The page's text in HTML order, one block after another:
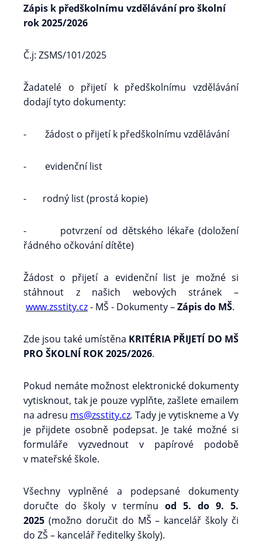
Zápis k předškolnímu vzdělávání pro školní
rok 2025/2026
Č.j: ZSMS/101/2025
Žadatelé o přijetí k předškolnímu vzdělávání
dodají tyto dokumenty:
- žádost o přijetí k předškolnímu vzdělávání
- evidenční list
- rodný list (prostá kopie)
- potvrzení od dětského lékaře (doložení
řádného očkování dítěte)
Žádost o přijetí a evidenční list je možné si
stáhnout z našich webových stránek –
www.zsstity.cz- MŠ - Dokumenty –Zápis do MŠ.
Zde jsou také umístěna KRITÉRIA PŘIJETÍ DO MŠ
PRO ŠKOLNÍ ROK 2025/2026.
Pokud nemáte možnost elektronické dokumenty
vytisknout, tak je pouze vyplňte, zašlete emailem
na adresu ms@zsstity.cz. Tady je vytiskneme a Vy
je přijdete osobně podepsat. Je také možné si
formuláře vyzvednout v papírové podobě
v mateřské škole.
Všechny vyplněné a podepsané dokumenty
doručte do školy v termínu od 5. do 9. 5.
2025 (možno doručit do MŠ – kancelář školy či
do ZŠ – kancelář ředitelky školy).